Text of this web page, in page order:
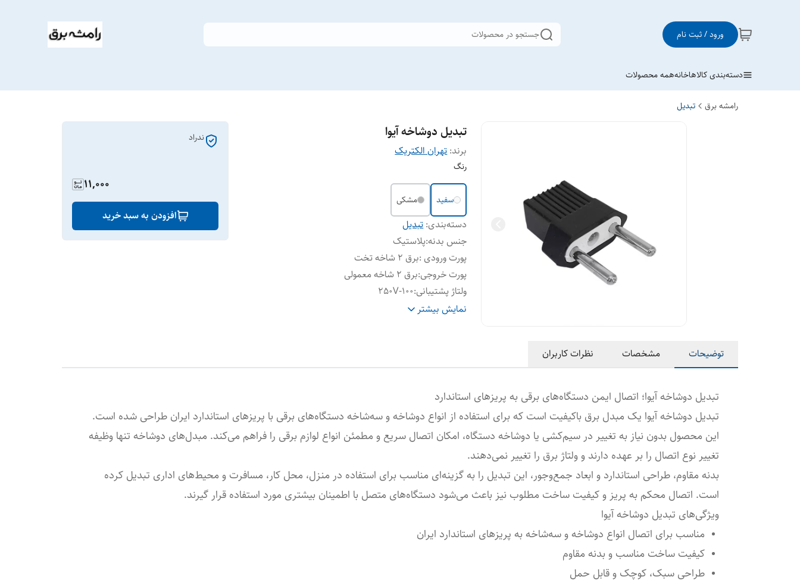
ورود / ثبت نام جستجو در محصولات
دسته‌بندی کالاهاخانههمه محصولات
رامشه برق تبدیل
تبدیل دوشاخه آیوا
برند:تهران الکتریک
رنگ
سفید مشکی
دسته‌بندی:تبدیل
جنس بدنه:پلاستیک
پورت ورودی :برق 2 شاخه تخت
پورت خروجی:برق 2 شاخه معمولی
ولتاژ پشتیبانی:
250V-100
نوع کاربری:تبدیل برق دو شاخه 110 ولتی به دوشاخه 220 ولتنمایش بیشتر
ندراد
11,000
افزودن به سبد خرید
توضیحات مشخصات نظرات کاربران
تبدیل دوشاخه آیوا؛ اتصال ایمن دستگاه‌های برقی به پریزهای استاندارد
تبدیل دوشاخه آیوا یک مبدل برق باکیفیت است که برای استفاده از انواع دوشاخه و سه‌شاخه دستگاه‌های برقی با پریزهای استاندارد ایران طراحی شده است.
این محصول بدون نیاز به تغییر در سیم‌کشی یا دوشاخه دستگاه، امکان اتصال سریع و مطمئن انواع لوازم برقی را فراهم می‌کند. مبدل‌های دوشاخه تنها وظیفه
تغییر نوع اتصال را بر عهده دارند و ولتاژ برق را تغییر نمی‌دهند.
بدنه مقاوم، طراحی استاندارد و ابعاد جمع‌وجور، این تبدیل را به گزینه‌ای مناسب برای استفاده در منزل، محل کار، مسافرت و محیط‌های اداری تبدیل کرده
است. اتصال محکم به پریز و کیفیت ساخت مطلوب نیز باعث می‌شود دستگاه‌های متصل با اطمینان بیشتری مورد استفاده قرار گیرند.
ویژگی‌های تبدیل دوشاخه آیوا
مناسب برای اتصال انواع دوشاخه و سه‌شاخه به پریزهای استاندارد ایران
کیفیت ساخت مناسب و بدنه مقاوم
طراحی سبک، کوچک و قابل حمل